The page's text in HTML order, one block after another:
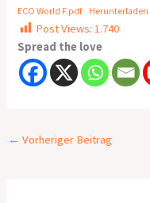
ECO World F.pdf
Herunterladen
Post Views: 1.740
Spread the love
← Vorheriger Beitrag